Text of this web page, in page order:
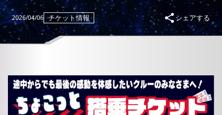
お問い合わせ
2026/04/06 チケット情報 シェアする